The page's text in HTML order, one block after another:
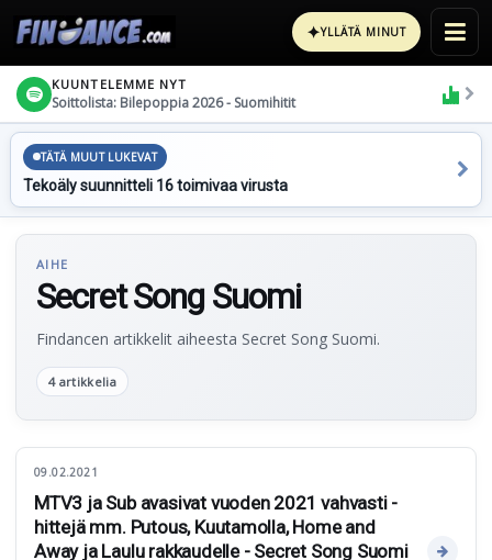
✦YLLÄTÄ MINUT
KUUNTELEMME NYT
Soittolista: Bilepoppia 2026 - Suomihitit
TÄTÄ MUUT LUKEVAT
Tekoäly suunnitteli 16 toimivaa virusta
AIHE
Secret Song Suomi
Findancen artikkelit aiheesta Secret Song Suomi.
4 artikkelia
09.02.2021
MTV3 ja Sub avasivat vuoden 2021 vahvasti -
hittejä mm. Putous, Kuutamolla, Home and
Away ja Laulu rakkaudelle - Secret Song Suomi